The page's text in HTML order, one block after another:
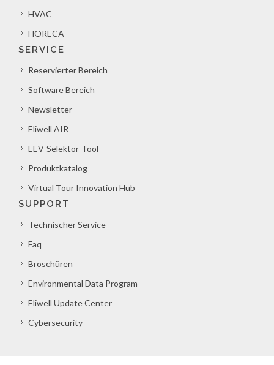
HVAC
HORECA
SERVICE
Reservierter Bereich
Software Bereich
Newsletter
Eliwell AIR
EEV-Selektor-Tool
Produktkatalog
Virtual Tour Innovation Hub
SUPPORT
Technischer Service
Faq
Broschüren
Environmental Data Program
Eliwell Update Center
Cybersecurity